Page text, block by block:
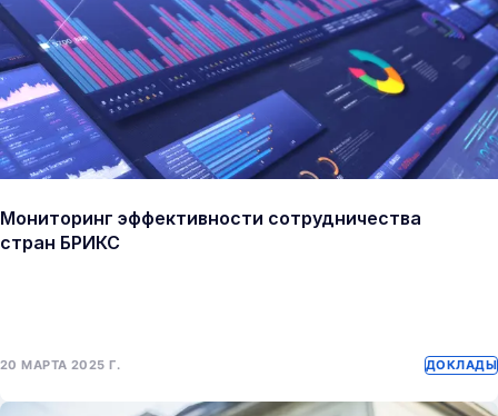
Мониторинг эффективности сотрудничества
стран БРИКС
20 МАРТА 2025 Г. ДОКЛАДЫ